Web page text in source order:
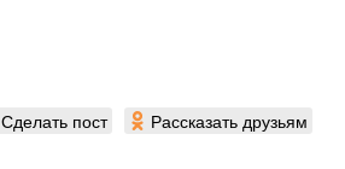
Сделать пост Рассказать друзьям